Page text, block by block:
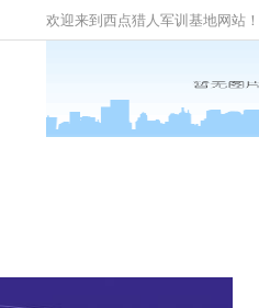
欢迎来到西点猎人军训基地网站！